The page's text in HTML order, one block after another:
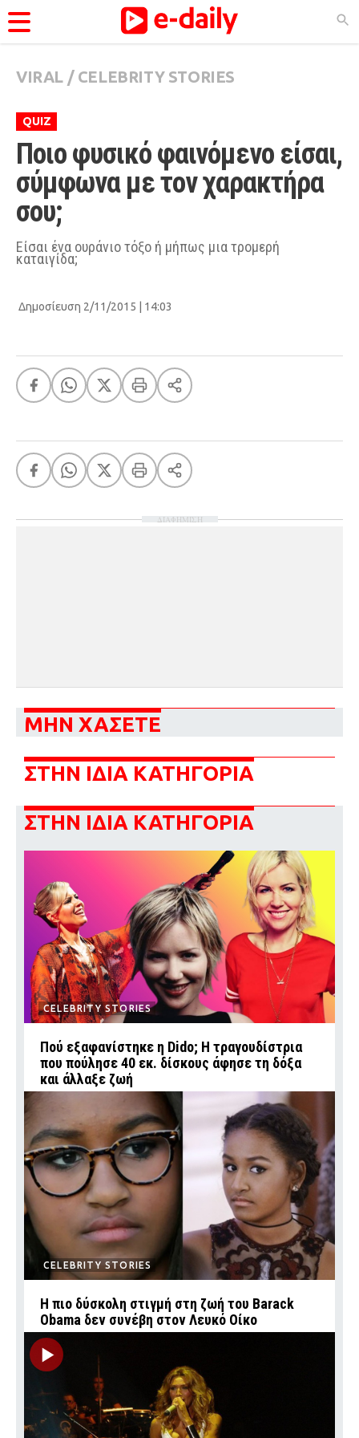
ΚΑΤΗΓΟΡΊΕΣ
Ειδήσεις
Θέματα
Videos
Podcasts
Life
City Guide
Agenda
Πάσχα Eurovision
Food
Body+Mind
Σπίτι
Family
Agenda
Επιλογές
Εισιτήρια
VIRAL / CELEBRITY STORIES
QUIZ
Ποιο φυσικό φαινόμενο είσαι,
σύμφωνα με τον χαρακτήρα
σου;
Είσαι ένα ουράνιο τόξο ή μήπως μια τρομερή
καταιγίδα;
Δημοσίευση 2/11/2015 | 14:03
ΔΙΑΦΗΜΙΣΗ
ΜΗΝ ΧΑΣΕΤΕ
ΣΤΗΝ ΙΔΙΑ ΚΑΤΗΓΟΡΙΑ
ΣΤΗΝ ΙΔΙΑ ΚΑΤΗΓΟΡΙΑ
CELEBRITY STORIES
Πού εξαφανίστηκε η Dido; Η τραγουδίστρια
που πούλησε 40 εκ. δίσκους άφησε τη δόξα
και άλλαξε ζωή
CELEBRITY STORIES
Η πιο δύσκολη στιγμή στη ζωή του Barack
Obama δεν συνέβη στον Λευκό Οίκο